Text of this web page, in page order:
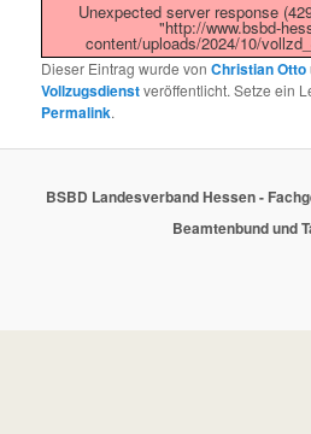
Unexpected server response
"http://www.bsbd-
content/uploads/2024/10/
Dieser Eintrag wurde vonChristian Otto
Vollzugsdienstveröffentlicht. Setze ein
Permalink.
BSBD Landesverband Hessen -
Beamtenbund und